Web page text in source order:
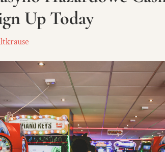
Up Today